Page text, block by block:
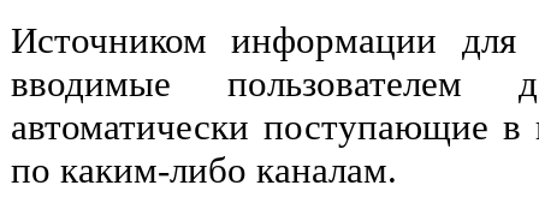
Источником информации
вводимые
автоматически поступающие
по каким-либо каналам.